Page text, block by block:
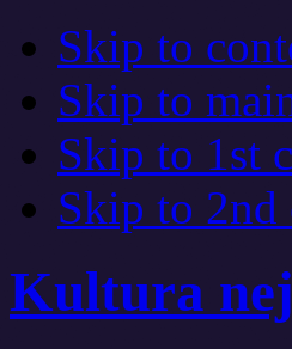
Skip to
Skip to
Skip to 1st
Skip to 2nd
Kultura